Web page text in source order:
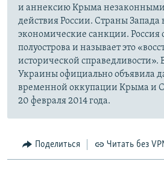
и аннексию Крыма незаконными
действия России. Страны Запада
экономические санкции. Россия
полуострова и называет это
исторической справедливости».
Украины официально объявила
временной оккупации Крыма и
20 февраля 2014 года.
Поделиться Читать без